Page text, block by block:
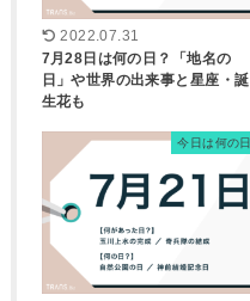
2022.07.31
7月28日は何の日？「地名の
日」や世界の出来事と星座・誕
生花も
今日は何の日